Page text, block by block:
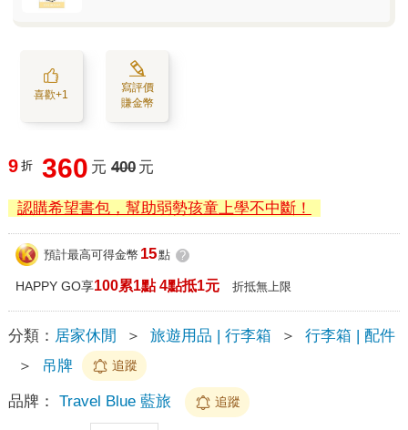
喜歡+1
寫評價
賺金幣
9 折 360 元 400 元
認購希望書包，幫助弱勢孩童上學不中斷！
預計最高可得金幣 15點 ?
HAPPY GO享100累1點 4點抵1元 折抵無上限
分類： 居家休閒 ＞ 旅遊用品 | 行李箱 ＞
行李箱 | 配件
＞
吊牌 追蹤
品牌： Travel Blue 藍旅 追蹤